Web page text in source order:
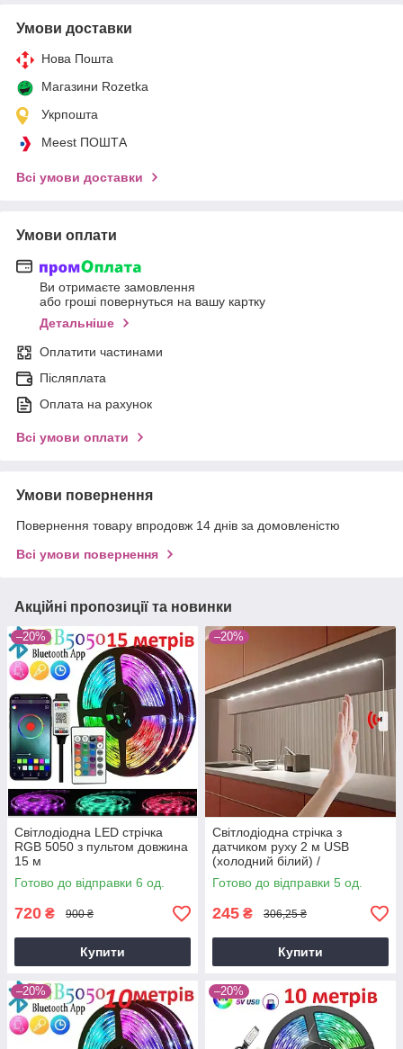
Умови доставки
Нова Пошта
Магазини Rozetka
Укрпошта
Meest ПОШТА
Всі умови доставки
Умови оплати
Ви отримаєте замовлення
або гроші повернуться на вашу картку
Детальніше
Оплатити частинами
Післяплата
Оплата на рахунок
Всі умови оплати
Умови повернення
Повернення товару впродовж 14 днів за домовленістю
Всі умови повернення
Акційні пропозиції та новинки
–20%
Світлодіодна LED стрічка
RGB 5050 з пультом довжина
15 м
Готово до відправки 6 од.
720 ₴ 900 ₴
Купити
–20%
Світлодіодна стрічка з
датчиком руху 2 м USB
(холодний білий) /
Світлодіодна підсвітка кухні
Готово до відправки 5 од.
245 ₴ 306,25 ₴
Купити
–20% –20%